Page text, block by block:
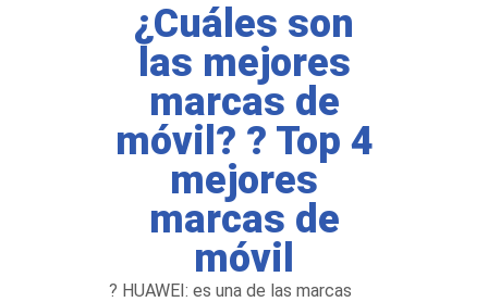
¿Cuáles son
las mejores
marcas de
móvil? ? Top 4
mejores
marcas de
móvil
? HUAWEI: es una de las marcas